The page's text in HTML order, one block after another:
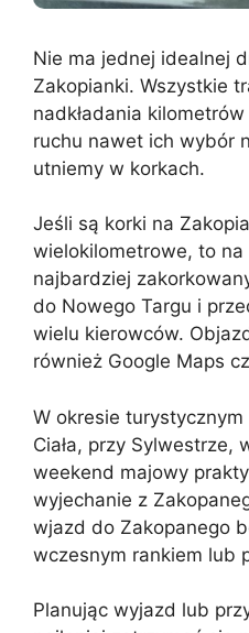
Nie ma jednej idealnej
Zakopianki. Wszystkie
nadkładania
ruchu nawet ich wybór
utniemy w korkach.
Jeśli są korki na
wielokilometrowe, to na
najbardziej
do Nowego Targu i
wielu kierowców.
również Google Maps
W okresie
Ciała, przy Sylwestrze,
weekend majowy
wyjechanie z
wjazd do Zakopanego
wczesnym rankiem lub
Planując wyjazd lub